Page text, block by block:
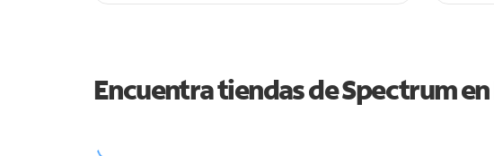
Encuentra tiendas de Spectrum en